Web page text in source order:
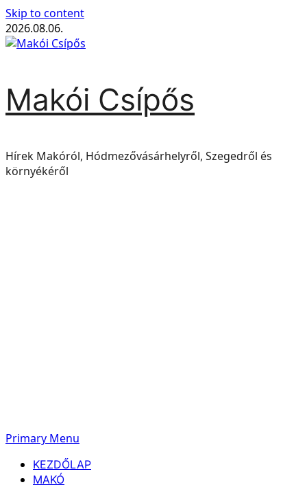
Skip to content
2026.08.06.
Makói Csípős
Hírek Makóról, Hódmezővásárhelyről, Szegedről és
környékéről
Primary Menu
KEZDŐLAP
MAKÓ